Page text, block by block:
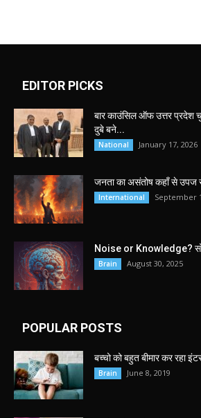
EDITOR PICKS
बार काउंसिल ऑफ उत्तर
दुबे बने...
National January 17, 2026
जनता का असंतोष कहाँ से उपज
International September
Noise or Knowledge?
Brain August 30, 2025
POPULAR POSTS
बच्चो को बहुत बीमार कर रहा
Brain June 8, 2019